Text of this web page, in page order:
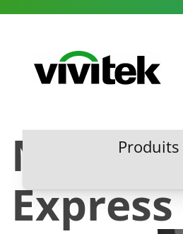
Vivitek
Produits
Produits
Express